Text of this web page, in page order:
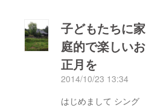
子どもたちに家
庭的で楽しいお
正月を
2014/10/23 13:34
はじめまして シング